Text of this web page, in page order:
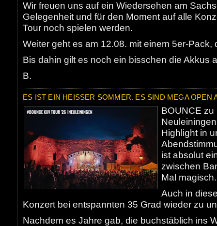
Wir freuen uns auf ein Wiedersehen am
Gelegenheit und für den Moment auf alle
Tour noch spielen werden.
Weiter geht es am 12.08. mit einem 5er-Pack,
Bis dahin gilt es noch ein bisschen die Akkus
B.
ES IST EIN HEISSER SOMMER. ES SIND MEGA OPEN
BOUNCE zu
Highlight in
ist absolut
zwischen
Mal magisch.
Auch in
Konzert bei entspannten 35 Grad wieder zu
Nachdem es Jahre gab, die buchstäblich ins